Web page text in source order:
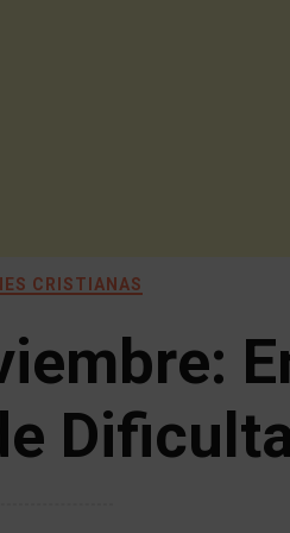
CRISTIANAS